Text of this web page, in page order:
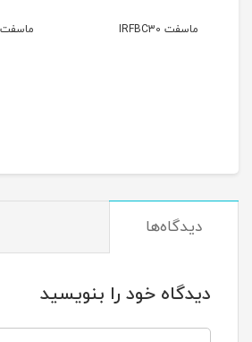
ماسفت IRFBC40
دیدگاه‌ها
دیدگاه خود را بنویسید